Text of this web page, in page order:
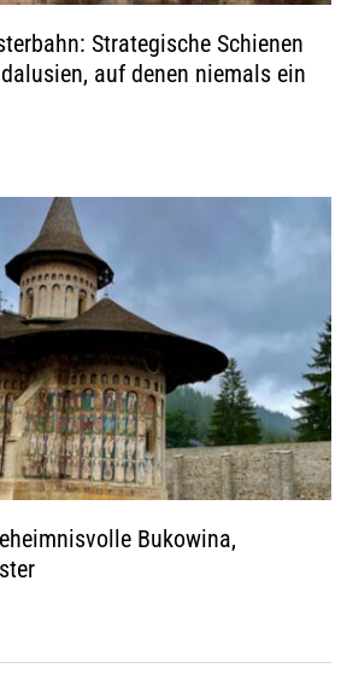
Strategische Schienen
auf denen niemals ein
Bukowina,